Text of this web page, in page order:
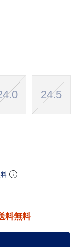
24.5
料無料